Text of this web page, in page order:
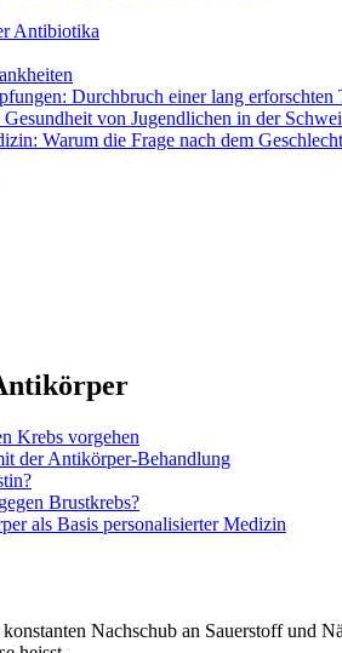
Antibiotika
Durchbruch einer lang erforschten
Gesundheit von Jugendlichen in der
Warum die Frage nach dem
Krebs vorgehen
der Antikörper-Behandlung
Brustkrebs?
als Basis personalisierter Medizin
Nachschub an Sauerstoff und